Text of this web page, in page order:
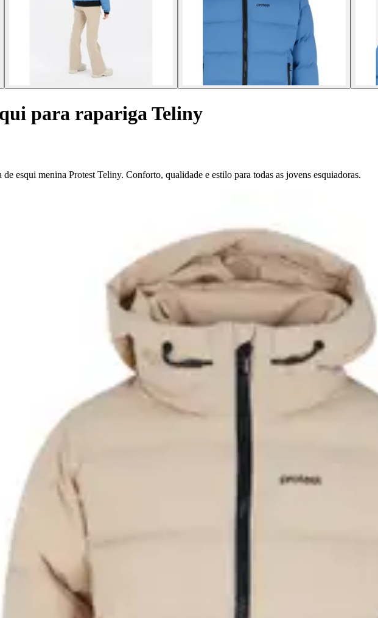
para rapariga Teliny
de esqui menina Protest Teliny. Conforto, qualidade e estilo para todas as jovens esquiadoras.